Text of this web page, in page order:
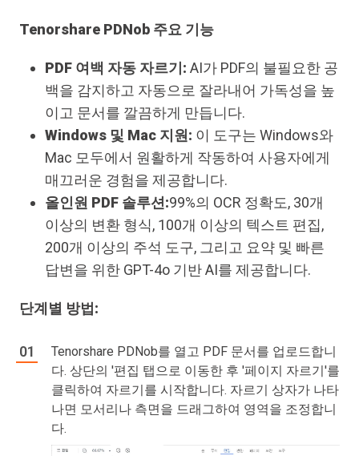
Tenorshare PDNob 주요 기능
PDF 여백 자동 자르기: AI가 PDF의 불필요한 공
백을 감지하고 자동으로 잘라내어 가독성을 높
이고 문서를 깔끔하게 만듭니다.
Windows 및 Mac 지원: 이 도구는 Windows와
Mac 모두에서 원활하게 작동하여 사용자에게
매끄러운 경험을 제공합니다.
올인원 PDF 솔루션:99%의 OCR 정확도, 30개
이상의 변환 형식, 100개 이상의 텍스트 편집,
200개 이상의 주석 도구, 그리고 요약 및 빠른
답변을 위한 GPT-4o 기반 AI를 제공합니다.
단계별 방법:
Tenorshare PDNob를 열고 PDF 문서를 업로드합니
다. 상단의 '편집 탭으로 이동한 후 '페이지 자르기'를
클릭하여 자르기를 시작합니다. 자르기 상자가 나타
나면 모서리나 측면을 드래그하여 영역을 조정합니
다.